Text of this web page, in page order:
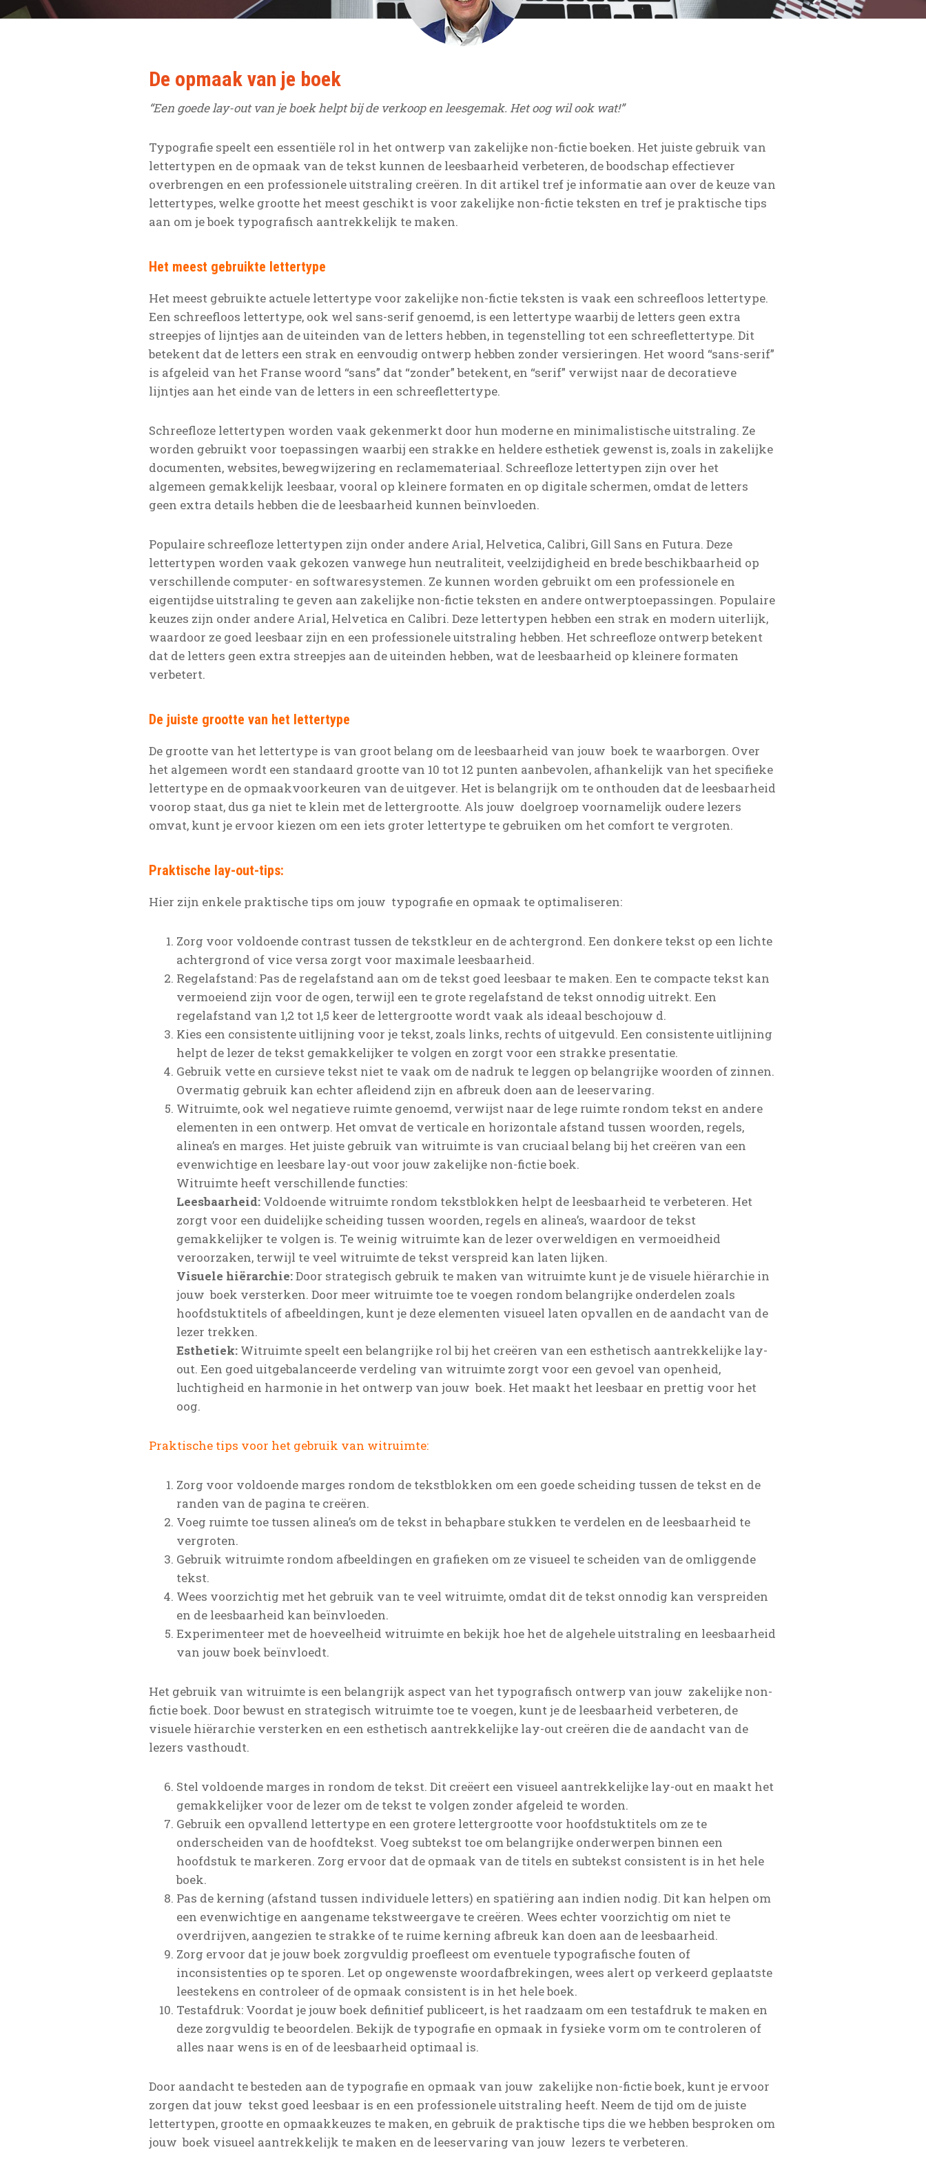
De opmaak van je boek
“Een goede lay-out van je boek helpt bij de verkoop en leesgemak. Het oog wil ook wat!”
Typografie speelt een essentiële rol in het ontwerp van zakelijke non-fictie boeken. Het juiste gebruik van
lettertypen en de opmaak van de tekst kunnen de leesbaarheid verbeteren, de boodschap effectiever
overbrengen en een professionele uitstraling creëren. In dit artikel tref je informatie aan over de keuze van
lettertypes, welke grootte het meest geschikt is voor zakelijke non-fictie teksten en tref je praktische tips
aan om je boek typografisch aantrekkelijk te maken.
Het meest gebruikte lettertype
Het meest gebruikte actuele lettertype voor zakelijke non-fictie teksten is vaak een schreefloos lettertype.
Een schreefloos lettertype, ook wel sans-serif genoemd, is een lettertype waarbij de letters geen extra
streepjes of lijntjes aan de uiteinden van de letters hebben, in tegenstelling tot een schreeflettertype. Dit
betekent dat de letters een strak en eenvoudig ontwerp hebben zonder versieringen. Het woord “sans-serif”
is afgeleid van het Franse woord “sans” dat “zonder” betekent, en “serif” verwijst naar de decoratieve
lijntjes aan het einde van de letters in een schreeflettertype.
Schreefloze lettertypen worden vaak gekenmerkt door hun moderne en minimalistische uitstraling. Ze
worden gebruikt voor toepassingen waarbij een strakke en heldere esthetiek gewenst is, zoals in zakelijke
documenten, websites, bewegwijzering en reclamemateriaal. Schreefloze lettertypen zijn over het
algemeen gemakkelijk leesbaar, vooral op kleinere formaten en op digitale schermen, omdat de letters
geen extra details hebben die de leesbaarheid kunnen beïnvloeden.
Populaire schreefloze lettertypen zijn onder andere Arial, Helvetica, Calibri, Gill Sans en Futura. Deze
lettertypen worden vaak gekozen vanwege hun neutraliteit, veelzijdigheid en brede beschikbaarheid op
verschillende computer- en softwaresystemen. Ze kunnen worden gebruikt om een professionele en
eigentijdse uitstraling te geven aan zakelijke non-fictie teksten en andere ontwerptoepassingen. Populaire
keuzes zijn onder andere Arial, Helvetica en Calibri. Deze lettertypen hebben een strak en modern uiterlijk,
waardoor ze goed leesbaar zijn en een professionele uitstraling hebben. Het schreefloze ontwerp betekent
dat de letters geen extra streepjes aan de uiteinden hebben, wat de leesbaarheid op kleinere formaten
verbetert.
De juiste grootte van het lettertype
De grootte van het lettertype is van groot belang om de leesbaarheid van jouw boek te waarborgen. Over
het algemeen wordt een standaard grootte van 10 tot 12 punten aanbevolen, afhankelijk van het specifieke
lettertype en de opmaakvoorkeuren van de uitgever. Het is belangrijk om te onthouden dat de leesbaarheid
voorop staat, dus ga niet te klein met de lettergrootte. Als jouw doelgroep voornamelijk oudere lezers
omvat, kunt je ervoor kiezen om een iets groter lettertype te gebruiken om het comfort te vergroten.
Praktische lay-out-tips:
Hier zijn enkele praktische tips om jouw typografie en opmaak te optimaliseren:
Zorg voor voldoende contrast tussen de tekstkleur en de achtergrond. Een donkere tekst op een lichte
achtergrond of vice versa zorgt voor maximale leesbaarheid.
Regelafstand: Pas de regelafstand aan om de tekst goed leesbaar te maken. Een te compacte tekst kan
vermoeiend zijn voor de ogen, terwijl een te grote regelafstand de tekst onnodig uitrekt. Een
regelafstand van 1,2 tot 1,5 keer de lettergrootte wordt vaak als ideaal beschojouw d.
Kies een consistente uitlijning voor je tekst, zoals links, rechts of uitgevuld. Een consistente uitlijning
helpt de lezer de tekst gemakkelijker te volgen en zorgt voor een strakke presentatie.
Gebruik vette en cursieve tekst niet te vaak om de nadruk te leggen op belangrijke woorden of zinnen.
Overmatig gebruik kan echter afleidend zijn en afbreuk doen aan de leeservaring.
Witruimte, ook wel negatieve ruimte genoemd, verwijst naar de lege ruimte rondom tekst en andere
elementen in een ontwerp. Het omvat de verticale en horizontale afstand tussen woorden, regels,
alinea’s en marges. Het juiste gebruik van witruimte is van cruciaal belang bij het creëren van een
evenwichtige en leesbare lay-out voor jouw zakelijke non-fictie boek.
Witruimte heeft verschillende functies:
Leesbaarheid: Voldoende witruimte rondom tekstblokken helpt de leesbaarheid te verbeteren. Het
zorgt voor een duidelijke scheiding tussen woorden, regels en alinea’s, waardoor de tekst
gemakkelijker te volgen is. Te weinig witruimte kan de lezer overweldigen en vermoeidheid
veroorzaken, terwijl te veel witruimte de tekst verspreid kan laten lijken.
Visuele hiërarchie:Door strategisch gebruik te maken van witruimte kunt je de visuele hiërarchie in
jouw boek versterken. Door meer witruimte toe te voegen rondom belangrijke onderdelen zoals
hoofdstuktitels of afbeeldingen, kunt je deze elementen visueel laten opvallen en de aandacht van de
lezer trekken.
Esthetiek: Witruimte speelt een belangrijke rol bij het creëren van een esthetisch aantrekkelijke lay-
out. Een goed uitgebalanceerde verdeling van witruimte zorgt voor een gevoel van openheid,
luchtigheid en harmonie in het ontwerp van jouw boek. Het maakt het leesbaar en prettig voor het
oog.
Praktische tips voor het gebruik van witruimte:
Zorg voor voldoende marges rondom de tekstblokken om een goede scheiding tussen de tekst en de
randen van de pagina te creëren.
Voeg ruimte toe tussen alinea’s om de tekst in behapbare stukken te verdelen en de leesbaarheid te
vergroten.
Gebruik witruimte rondom afbeeldingen en grafieken om ze visueel te scheiden van de omliggende
tekst.
Wees voorzichtig met het gebruik van te veel witruimte, omdat dit de tekst onnodig kan verspreiden
en de leesbaarheid kan beïnvloeden.
Experimenteer met de hoeveelheid witruimte en bekijk hoe het de algehele uitstraling en leesbaarheid
van jouw boek beïnvloedt.
Het gebruik van witruimte is een belangrijk aspect van het typografisch ontwerp van jouw zakelijke non-
fictie boek. Door bewust en strategisch witruimte toe te voegen, kunt je de leesbaarheid verbeteren, de
visuele hiërarchie versterken en een esthetisch aantrekkelijke lay-out creëren die de aandacht van de
lezers vasthoudt.
Stel voldoende marges in rondom de tekst. Dit creëert een visueel aantrekkelijke lay-out en maakt het
gemakkelijker voor de lezer om de tekst te volgen zonder afgeleid te worden.
Gebruik een opvallend lettertype en een grotere lettergrootte voor hoofdstuktitels om ze te
onderscheiden van de hoofdtekst. Voeg subtekst toe om belangrijke onderwerpen binnen een
hoofdstuk te markeren. Zorg ervoor dat de opmaak van de titels en subtekst consistent is in het hele
boek.
Pas de kerning (afstand tussen individuele letters) en spatiëring aan indien nodig. Dit kan helpen om
een evenwichtige en aangename tekstweergave te creëren. Wees echter voorzichtig om niet te
overdrijven, aangezien te strakke of te ruime kerning afbreuk kan doen aan de leesbaarheid.
Zorg ervoor dat je jouw boek zorgvuldig proefleest om eventuele typografische fouten of
inconsistenties op te sporen. Let op ongewenste woordafbrekingen, wees alert op verkeerd geplaatste
leestekens en controleer of de opmaak consistent is in het hele boek.
Testafdruk: Voordat je jouw boek definitief publiceert, is het raadzaam om een testafdruk te maken en
deze zorgvuldig te beoordelen. Bekijk de typografie en opmaak in fysieke vorm om te controleren of
alles naar wens is en of de leesbaarheid optimaal is.
Door aandacht te besteden aan de typografie en opmaak van jouw zakelijke non-fictie boek, kunt je ervoor
zorgen dat jouw tekst goed leesbaar is en een professionele uitstraling heeft. Neem de tijd om de juiste
lettertypen, grootte en opmaakkeuzes te maken, en gebruik de praktische tips die we hebben besproken om
jouw boek visueel aantrekkelijk te maken en de leeservaring van jouw lezers te verbeteren.